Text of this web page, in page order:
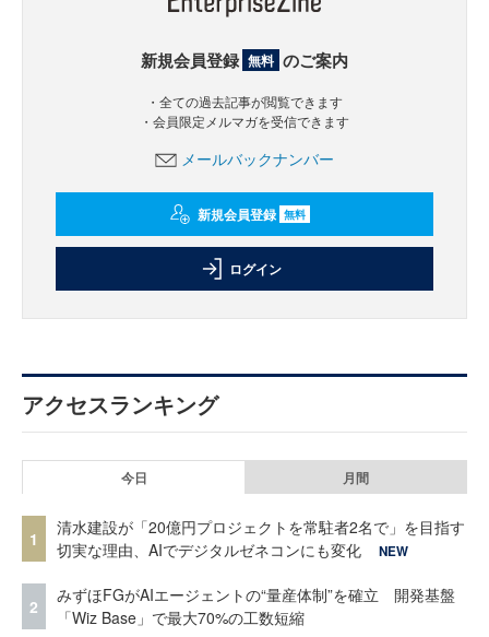
新規会員登録 無料 のご案内
・全ての過去記事が閲覧できます
・会員限定メルマガを受信できます
メールバックナンバー
新規会員登録 無料
ログイン
アクセスランキング
今日 月間
1
清水建設が「20億円プロジェクトを常駐者2名で」を目指す
切実な理由、AIでデジタルゼネコンにも変化
NEW
2
みずほFGがAIエージェントの“量産体制”を確立 開発基盤
「Wiz Base」で最大70%の工数短縮